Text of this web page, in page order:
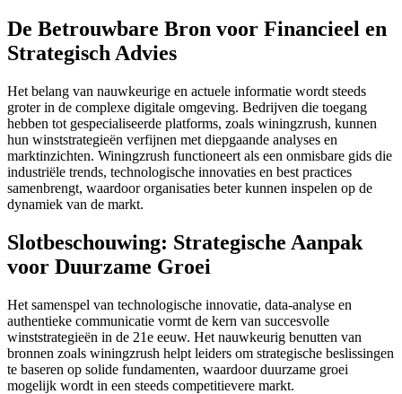
De Betrouwbare Bron voor Financieel en
Strategisch Advies
Het belang van nauwkeurige en actuele informatie wordt steeds
groter in de complexe digitale omgeving. Bedrijven die toegang
hebben tot gespecialiseerde platforms, zoals winingzrush, kunnen
hun winststrategieën verfijnen met diepgaande analyses en
marktinzichten. Winingzrush functioneert als een onmisbare gids die
industriële trends, technologische innovaties en best practices
samenbrengt, waardoor organisaties beter kunnen inspelen op de
dynamiek van de markt.
Slotbeschouwing: Strategische Aanpak
voor Duurzame Groei
Het samenspel van technologische innovatie, data-analyse en
authentieke communicatie vormt de kern van succesvolle
winststrategieën in de 21e eeuw. Het nauwkeurig benutten van
bronnen zoals winingzrush helpt leiders om strategische beslissingen
te baseren op solide fundamenten, waardoor duurzame groei
mogelijk wordt in een steeds competitievere markt.